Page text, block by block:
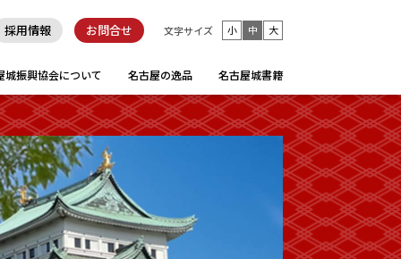
採用情報 お問合せ 文字サイズ 小 中 大
城振興協会について 名古屋の逸品 名古屋城書籍